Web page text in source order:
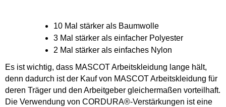
10 Mal stärker als Baumwolle
3 Mal stärker als einfacher Polyester
2 Mal stärker als einfaches Nylon
Es ist wichtig, dass MASCOT Arbeitskleidung lange hält,
denn dadurch ist der Kauf von MASCOT Arbeitskleidung für
deren Träger und den Arbeitgeber gleichermaßen vorteilhaft.
Die Verwendung von CORDURA®-Verstärkungen ist eine